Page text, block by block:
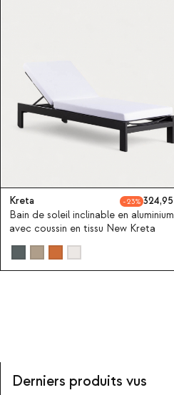
Kreta 23
324,95
Bain de soleil inclinable en aluminium
avec coussin en tissu New Kreta
Derniers produits vus